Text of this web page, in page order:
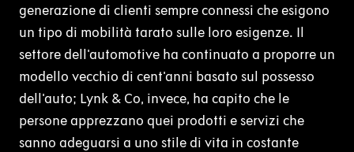
generazione di clienti sempre connessi che esigono
un tipo di mobilità tarato sulle loro esigenze. Il
settore dell'automotive ha continuato a proporre un
modello vecchio di cent'anni basato sul possesso
dell'auto; Lynk & Co, invece, ha capito che le
persone apprezzano quei prodotti e servizi che
sanno adeguarsi a uno stile di vita in costante